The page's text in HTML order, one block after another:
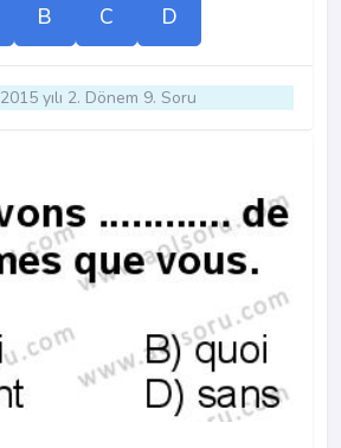
B C D
yılı 2. Dönem 9. Soru